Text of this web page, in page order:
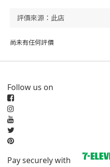
尚未有任何評價
Follow us on
Pay securely with